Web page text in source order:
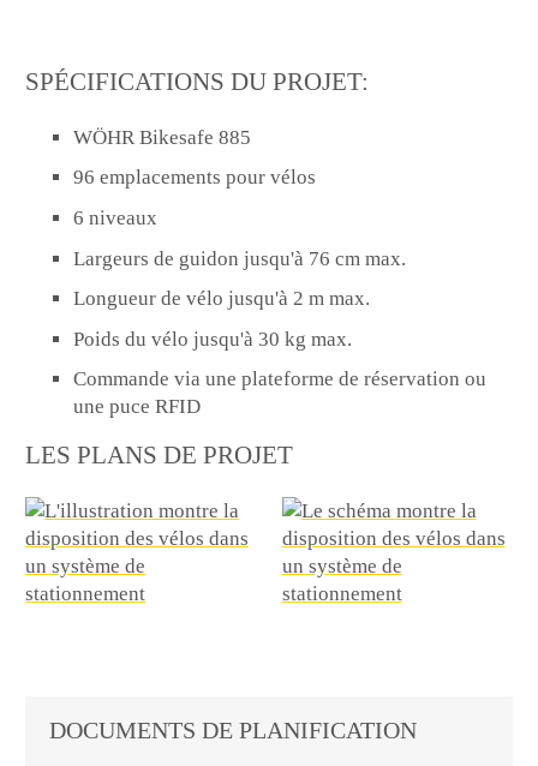
SPÉCIFICATIONS DU PROJET:
WÖHR Bikesafe 885
96 emplacements pour vélos
6 niveaux
Largeurs de guidon jusqu'à 76 cm max.
Longueur de vélo jusqu'à 2 m max.
Poids du vélo jusqu'à 30 kg max.
Commande via une plateforme de réservation ou
une puce RFID
LES PLANS DE PROJET
DOCUMENTS DE PLANIFICATION